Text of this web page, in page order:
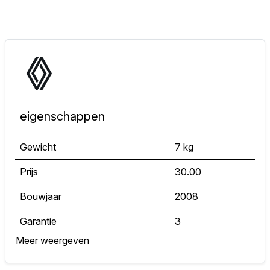
eigenschappen
Gewicht 7 kg
Prijs 30.00
Bouwjaar 2008
Garantie 3
Classificatiecode
Meer weergeven